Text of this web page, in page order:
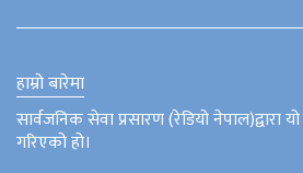
हाम्रो बारेमा
सार्वजनिक सेवा प्रसारण (रेडियो नेपाल)द्वारा
गरिएको हो।